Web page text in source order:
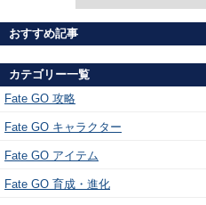
おすすめ記事
カテゴリー一覧
Fate GO 攻略
Fate GO キャラクター
Fate GO アイテム
Fate GO 育成・進化